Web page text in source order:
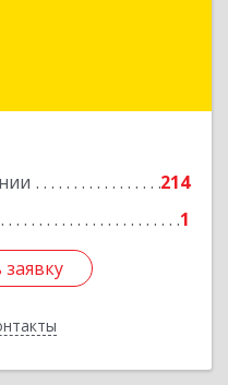
214
1
обл, Великие Луки г,